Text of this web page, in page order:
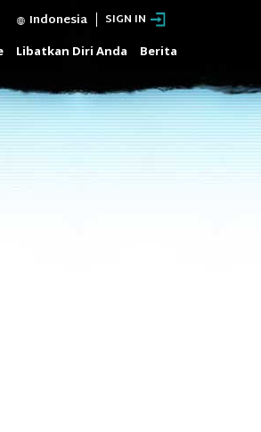
Indonesia SIGN IN
Libatkan Diri Anda Berita